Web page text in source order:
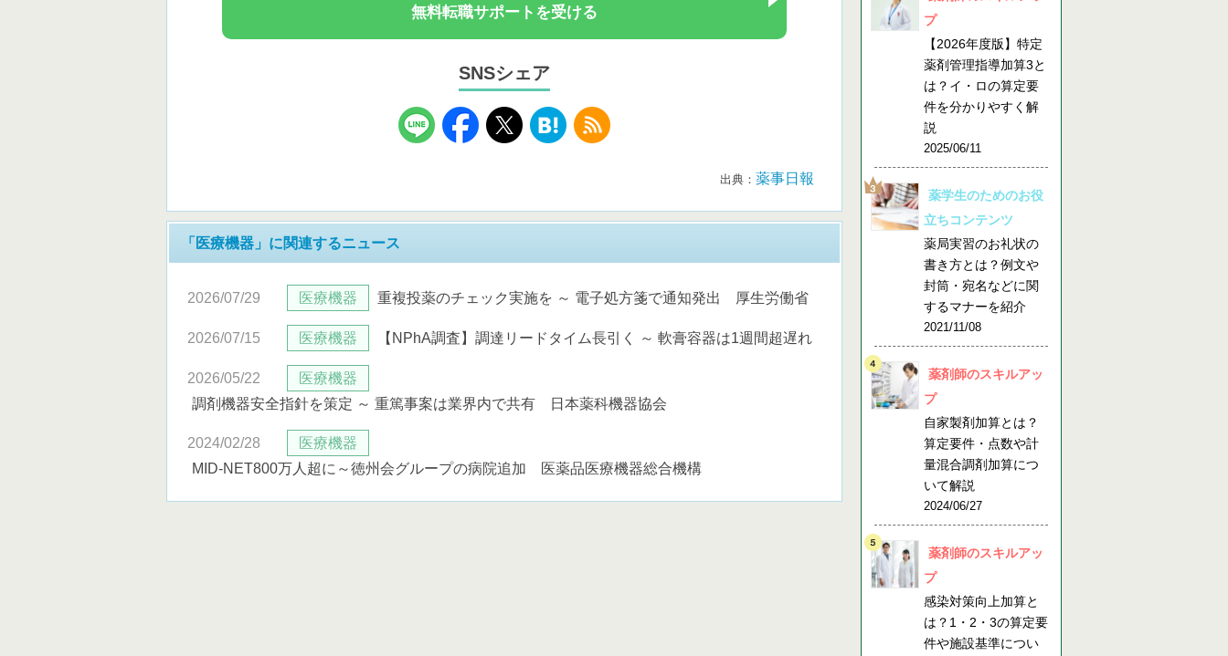
無料転職サポートを受ける
SNSシェア
出典： 薬事日報
「医療機器」に関連するニュース
2026/07/29 医療機器 重複投薬のチェック実施を ～ 電子処方箋で通知発出 厚生労働省
2026/07/15 医療機器 【NPhA調査】調達リードタイム長引く ～ 軟膏容器は1週間超遅れ
2026/05/22
医療機器
調剤機器安全指針を策定 ～ 重篤事案は業界内で共有 日本薬科機器協会
2024/02/28
医療機器
MID-NET800万人超に～徳州会グループの病院追加 医薬品医療機器総合機構
プ
【2026年度版】特定
薬剤管理指導加算3と
は？イ・ロの算定要
件を分かりやすく解
説
2025/06/11
薬学生のためのお役
立ちコンテンツ
薬局実習のお礼状の
書き方とは？例文や
封筒・宛名などに関
するマナーを紹介
2021/11/08
薬剤師のスキルアッ
プ
自家製剤加算とは？
算定要件・点数や計
量混合調剤加算につ
いて解説
2024/06/27
薬剤師のスキルアッ
プ
感染対策向上加算と
は？1・2・3の算定要
件や施設基準につい